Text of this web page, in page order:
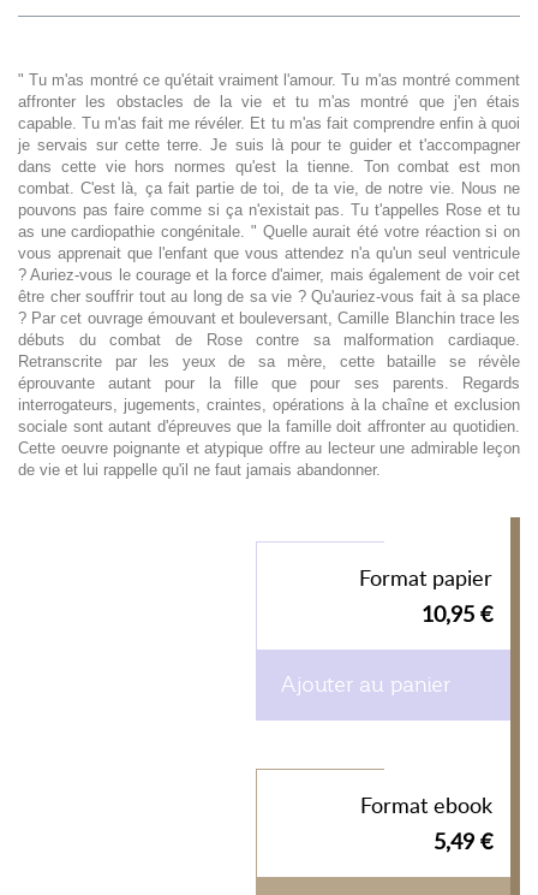
" Tu m'as montré ce qu'était vraiment l'amour. Tu m'as montré comment
affronter les obstacles de la vie et tu m'as montré que j'en étais
capable. Tu m'as fait me révéler. Et tu m'as fait comprendre enfin à quoi
je servais sur cette terre. Je suis là pour te guider et t'accompagner
dans cette vie hors normes qu'est la tienne. Ton combat est mon
combat. C'est là, ça fait partie de toi, de ta vie, de notre vie. Nous ne
pouvons pas faire comme si ça n'existait pas. Tu t'appelles Rose et tu
as une cardiopathie congénitale. " Quelle aurait été votre réaction si on
vous apprenait que l'enfant que vous attendez n'a qu'un seul ventricule
? Auriez-vous le courage et la force d'aimer, mais également de voir cet
être cher souffrir tout au long de sa vie ? Qu'auriez-vous fait à sa place
? Par cet ouvrage émouvant et bouleversant, Camille Blanchin trace les
débuts du combat de Rose contre sa malformation cardiaque.
Retranscrite par les yeux de sa mère, cette bataille se révèle
éprouvante autant pour la fille que pour ses parents. Regards
interrogateurs, jugements, craintes, opérations à la chaîne et exclusion
sociale sont autant d'épreuves que la famille doit affronter au quotidien.
Cette oeuvre poignante et atypique offre au lecteur une admirable leçon
de vie et lui rappelle qu'il ne faut jamais abandonner.
Format papier
10,95 €
Ajouter au panier
Format ebook
5,49 €